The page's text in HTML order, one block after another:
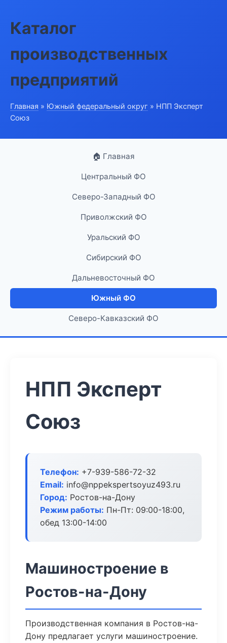
Каталог
производственных
предприятий
Главная » Южный федеральный округ » НПП Эксперт
Союз
🏠 Главная
Центральный ФО
Северо-Западный ФО
Приволжский ФО
Уральский ФО
Сибирский ФО
Дальневосточный ФО
Южный ФО
Северо-Кавказский ФО
НПП Эксперт
Союз
Телефон: +7-939-586-72-32
Email: info@nppekspertsoyuz493.ru
Город: Ростов-на-Дону
Режим работы: Пн-Пт: 09:00-18:00,
обед 13:00-14:00
Машиностроение в
Ростов-на-Дону
Производственная компания в Ростов-на-
Дону предлагает услуги машиностроение.